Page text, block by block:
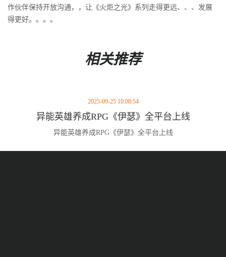
作伙伴保持开放沟通，，让《火炬之光》系列走得更远、、、发展
得更好。。。。
相关推荐
2025-09-25 10:08:54
异能英雄养成RPG《伊瑟》全平台上线
异能英雄养成RPG《伊瑟》全平台上线